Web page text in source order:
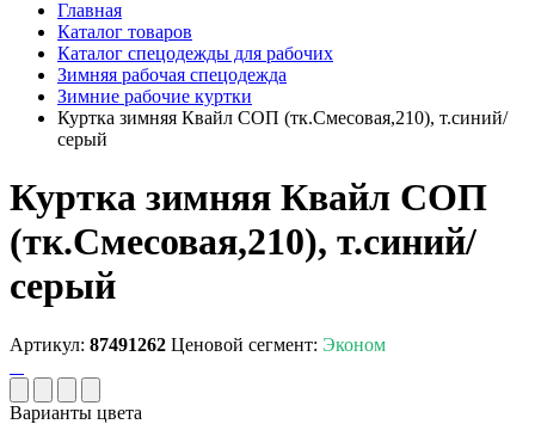
Главная
Каталог товаров
Каталог спецодежды для рабочих
Зимняя рабочая спецодежда
Зимние рабочие куртки
Куртка зимняя Квайл СОП (тк.Смесовая,210), т.синий/
серый
Куртка зимняя Квайл СОП
(тк.Смесовая,210), т.синий/
серый
Артикул: 87491262 Ценовой сегмент: Эконом
Варианты цвета